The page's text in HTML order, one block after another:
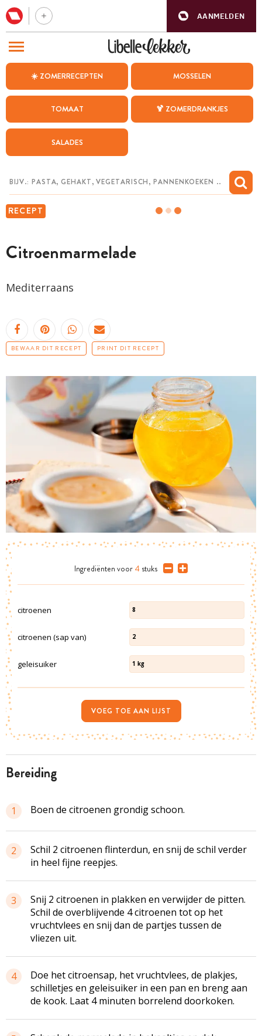
AANMELDEN
☀️ ZOMERRECEPTEN MOSSELEN
TOMAAT 🍹 ZOMERDRANKJES
SALADES
RECEPT
Citroenmarmelade
Mediterraans
BEWAAR DIT RECEPT PRINT DIT RECEPT
bereiding
1 Boen de citroenen grondig schoon.
2
Schil 2 citroenen flinterdun, en snij de schil verder
in heel fijne reepjes.
3
Snij 2 citroenen in plakken en verwijder de pitten.
Schil de overblijvende 4 citroenen tot op het
vruchtvlees en snij dan de partjes tussen de
vliezen uit.
4
Doe het citroensap, het vruchtvlees, de plakjes,
schilletjes en geleisuiker in een pan en breng aan
de kook. Laat 4 minuten borrelend doorkoken.
Ingrediënten voor 4 stuks
citroenen 8
citroenen (sap van) 2
geleisuiker 1 kg
VOEG TOE AAN LIJST
BEZOEK ONZE ANDERE WEBSITES
WEEKMENU
CHAT MET MAIA
MIJN BEWAARDE RECEPTEN